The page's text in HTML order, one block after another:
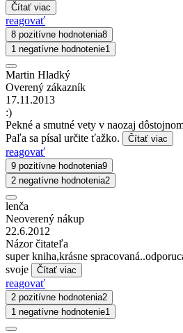
Čítať viac
reagovať
8 pozitívne hodnotenia8
1 negatívne hodnotenie1
Martin Hladký
Overený zákazník
17.11.2013
:)
Pekné a smutné vety v naozaj
Paľa sa písal určite ťažko.
Čítať viac
reagovať
9 pozitívne hodnotenia9
2 negatívne hodnotenia2
lenča
Neoverený nákup
22.6.2012
Názor čitateľa
super kniha,krásne
svoje
Čítať viac
reagovať
2 pozitívne hodnotenia2
1 negatívne hodnotenie1